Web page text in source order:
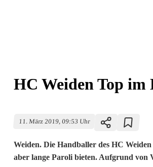
HC Weiden Top
11. März 2019, 09:53 Uhr
Weiden. Die Handballer des HC
aber lange Paroli bieten. Aufgrund von